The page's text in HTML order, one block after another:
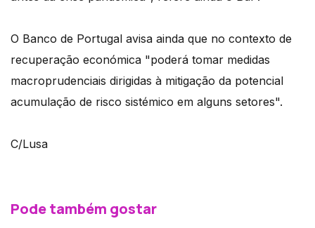
O Banco de Portugal avisa ainda que no contexto de
recuperação económica "poderá tomar medidas
macroprudenciais dirigidas à mitigação da potencial
acumulação de risco sistémico em alguns setores".
C/Lusa
Pode também gostar